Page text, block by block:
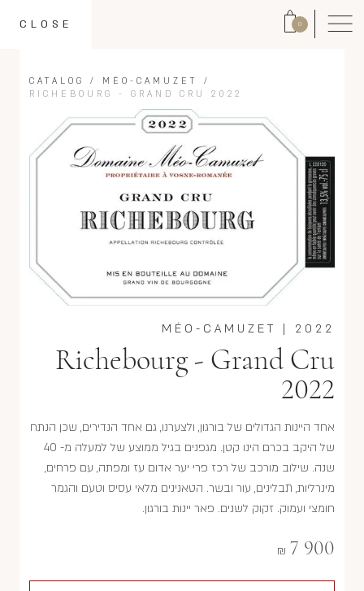
0
CLOSE
CATALOG / MÉO-CAMUZET
/
RICHEBOURG - GRAND CRU 2022
2022
|
MÉO-CAMUZET
Richebourg - Grand Cru
2022
אחד היינות הגדולים של בורגון, ולצערנו, גם אחד הנדירים, שכן הנתח
של היקב בכרם הינו קטן. מגפנים בגיל ממוצע של למעלה מ- 40
שנה. שילוב מורכב של רכז פרי יער אדום עז ומפתה, עם פרחים,
מינרליות, תבלינים, עור ובשר. הטאנינים מלאי עסיס וטעם והגמר
חומצי ועמוק. זקוק לשנים. פאר יינות בורגון.
7 900
₪